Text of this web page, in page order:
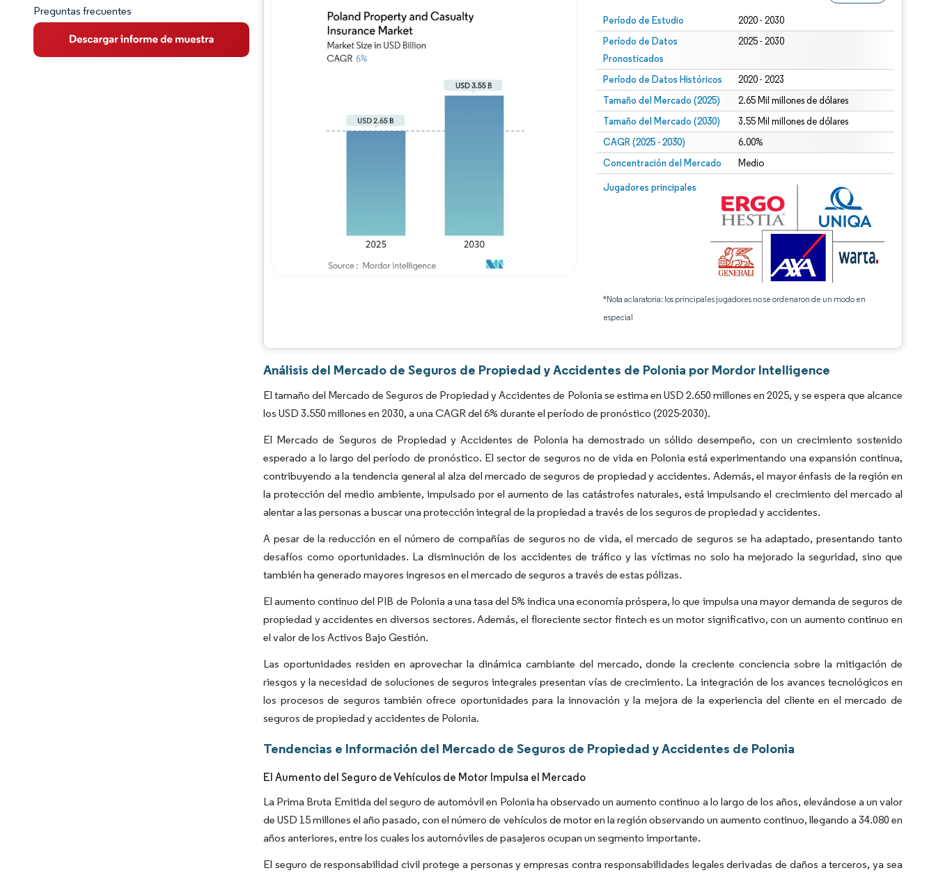
Visión General del Mercado
Tendencias Principales del Mercado
Preguntas frecuentes
Período de Estudio 2020 - 2030
Período de Datos
Pronosticados
2025 - 2030
Período de Datos Históricos 2020 - 2023
Tamaño del Mercado (2025) 2.65 Mil millones de dólares
Tamaño del Mercado (2030) 3.55 Mil millones de dólares
CAGR (2025 - 2030) 6.00%
Concentración del Mercado Medio
Jugadores principales
*Nota aclaratoria: los principales jugadores no se ordenaron de un modo en
especial
Análisis del Mercado de Seguros de Propiedad y Accidentes de Polonia por Mordor Intelligence
El tamaño del Mercado de Seguros de Propiedad y Accidentes de Polonia se estima en USD 2.650 millones en 2025, y se espera que alcance
los USD 3.550 millones en 2030, a una CAGR del 6% durante el período de pronóstico (2025-2030).
El Mercado de Seguros de Propiedad y Accidentes de Polonia ha demostrado un sólido desempeño, con un crecimiento sostenido
esperado a lo largo del período de pronóstico. El sector de seguros no de vida en Polonia está experimentando una expansión continua,
contribuyendo a la tendencia general al alza del mercado de seguros de propiedad y accidentes. Además, el mayor énfasis de la región en
la protección del medio ambiente, impulsado por el aumento de las catástrofes naturales, está impulsando el crecimiento del mercado al
alentar a las personas a buscar una protección integral de la propiedad a través de los seguros de propiedad y accidentes.
A pesar de la reducción en el número de compañías de seguros no de vida, el mercado de seguros se ha adaptado, presentando tanto
desafíos como oportunidades. La disminución de los accidentes de tráfico y las víctimas no solo ha mejorado la seguridad, sino que
también ha generado mayores ingresos en el mercado de seguros a través de estas pólizas.
El aumento continuo del PIB de Polonia a una tasa del 5% indica una economía próspera, lo que impulsa una mayor demanda de seguros de
propiedad y accidentes en diversos sectores. Además, el floreciente sector fintech es un motor significativo, con un aumento continuo en
el valor de los Activos Bajo Gestión.
Las oportunidades residen en aprovechar la dinámica cambiante del mercado, donde la creciente conciencia sobre la mitigación de
riesgos y la necesidad de soluciones de seguros integrales presentan vías de crecimiento. La integración de los avances tecnológicos en
los procesos de seguros también ofrece oportunidades para la innovación y la mejora de la experiencia del cliente en el mercado de
seguros de propiedad y accidentes de Polonia.
Tendencias e Información del Mercado de Seguros de Propiedad y Accidentes de Polonia
El Aumento del Seguro de Vehículos de Motor Impulsa el Mercado
La Prima Bruta Emitida del seguro de automóvil en Polonia ha observado un aumento continuo a lo largo de los años, elevándose a un valor
de USD 15 millones el año pasado, con el número de vehículos de motor en la región observando un aumento continuo, llegando a 34.080 en
años anteriores, entre los cuales los automóviles de pasajeros ocupan un segmento importante.
El seguro de responsabilidad civil protege a personas y empresas contra responsabilidades legales derivadas de daños a terceros, ya sea